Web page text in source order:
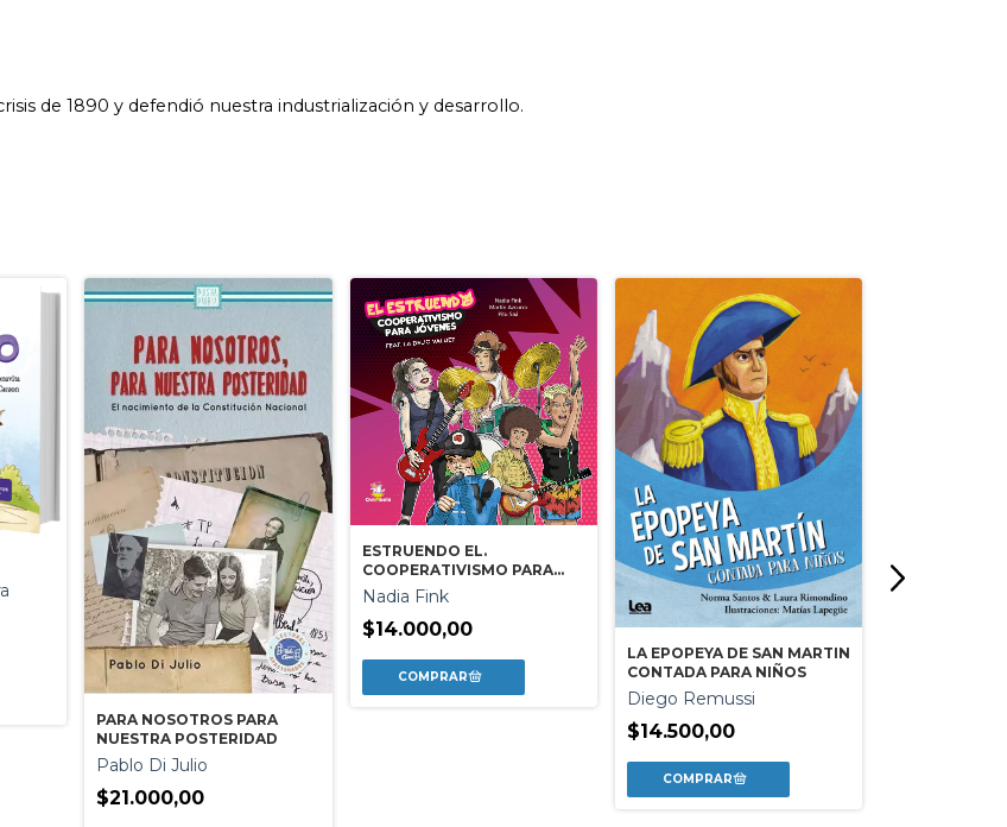
PARA NOSOTROS PARA
NUESTRA POSTERIDAD
Pablo Di Julio
$21.000,00
ESTRUENDO EL.
COOPERATIVISMO PARA
JOVENES
Nadia Fink
$14.000,00
LA EPOPEYA DE SAN MARTIN
CONTADA PARA NIÑOS
Diego Remussi
$14.500,00